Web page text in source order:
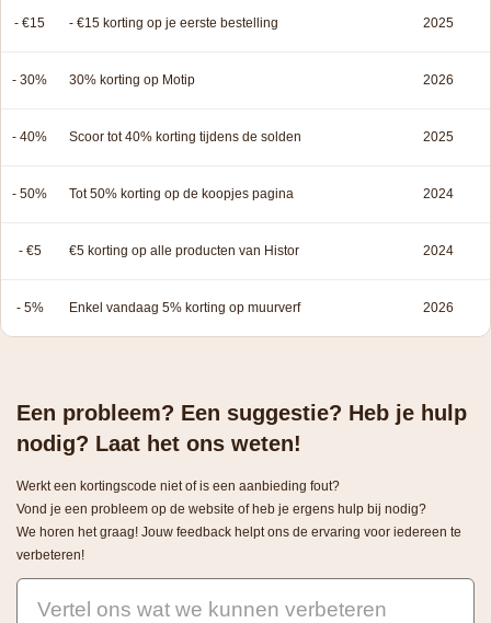
- €15 - €15 korting op je eerste bestelling 2025
- 30% 30% korting op Motip 2026
- 40% Scoor tot 40% korting tijdens de solden 2025
- 50% Tot 50% korting op de koopjes pagina 2024
- €5 €5 korting op alle producten van Histor 2024
- 5% Enkel vandaag 5% korting op muurverf 2026
Een probleem? Een suggestie? Heb je hulp
nodig? Laat het ons weten!
Werkt een kortingscode niet of is een aanbieding fout?
Vond je een probleem op de website of heb je ergens hulp bij nodig?
We horen het graag! Jouw feedback helpt ons de ervaring voor iedereen te
verbeteren!
Vertel ons wat we kunnen verbeteren